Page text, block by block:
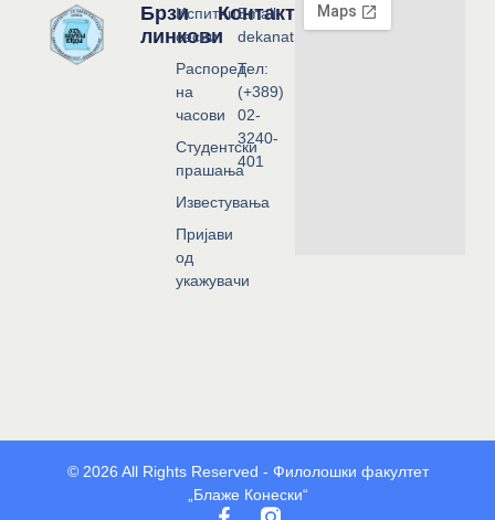
Брзи
линкови
Испитни
сесии
Распоред
на
часови
Студентски
прашања
Известувања
Пријави
од
укажувачи
Контакт
Email:
dekanat@flf.ukim.edu.mk
Тел:
(+389)
02-
3240-
401
© 2026 All Rights Reserved - Филолошки факултет
„Блаже Конески“